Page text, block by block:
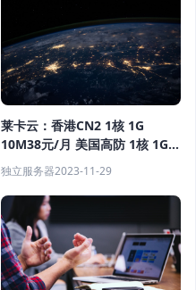
莱卡云：香港CN2 1核 1G
10M38元/月 美国高防 1核 1G
50M 40元/月
独立服务器2023-11-29